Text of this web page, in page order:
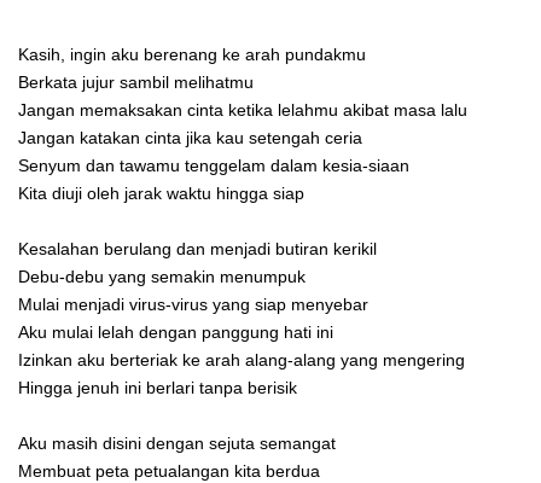
Kasih, ingin aku berenang ke arah pundakmu
Berkata jujur sambil melihatmu
Jangan memaksakan cinta ketika lelahmu akibat masa lalu
Jangan katakan cinta jika kau setengah ceria
Senyum dan tawamu tenggelam dalam kesia-siaan
Kita diuji oleh jarak waktu hingga siap
Kesalahan berulang dan menjadi butiran kerikil
Debu-debu yang semakin menumpuk
Mulai menjadi virus-virus yang siap menyebar
Aku mulai lelah dengan panggung hati ini
Izinkan aku berteriak ke arah alang-alang yang mengering
Hingga jenuh ini berlari tanpa berisik
Aku masih disini dengan sejuta semangat
Membuat peta petualangan kita berdua